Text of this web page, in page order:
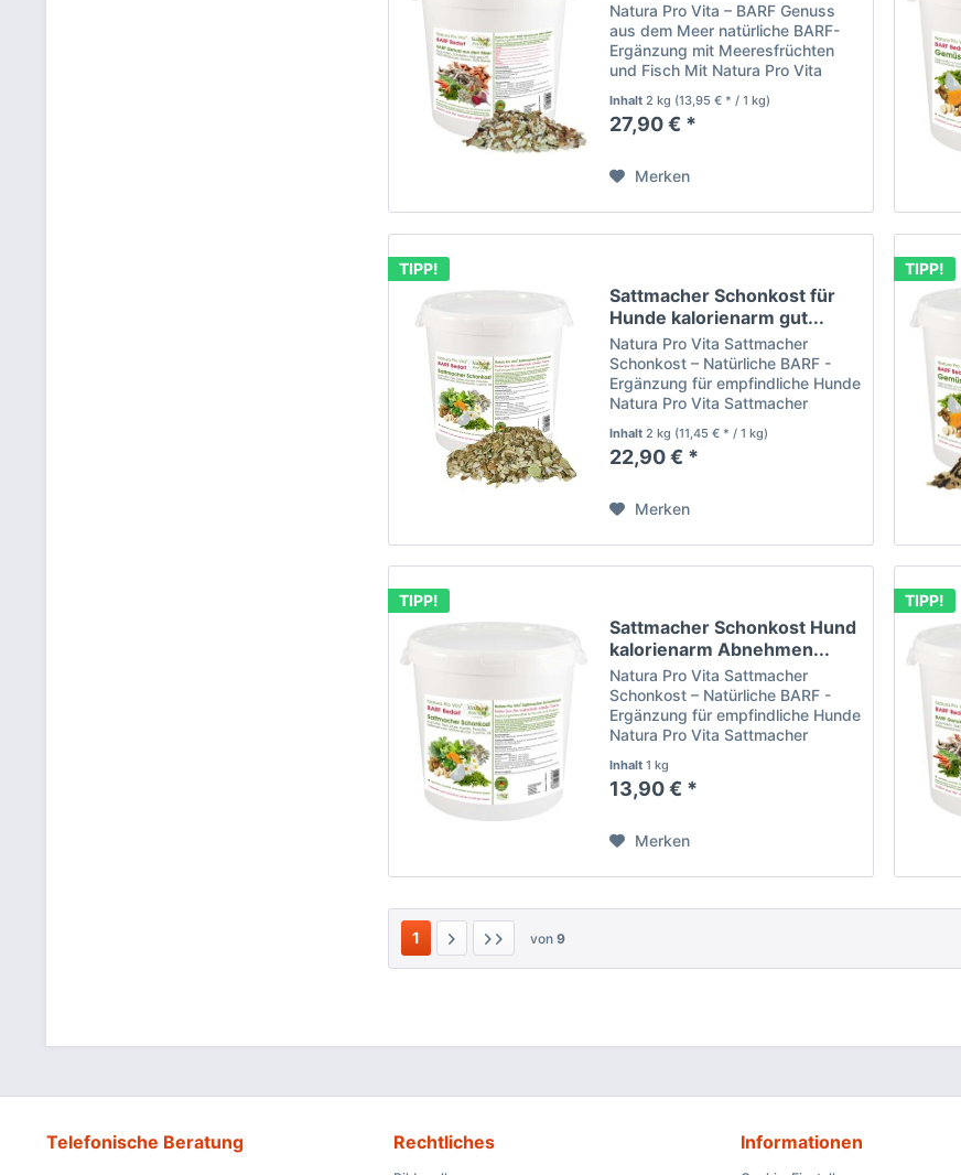
Natura Pro Vita – BARF Genuss
aus dem Meer natürliche BARF-
Ergänzung mit Meeresfrüchten
und Fisch Mit Natura Pro Vita
BARF Genuss aus dem Meer
bietest du deinem Hund eine
natürliche und hochwertige BARF-
Inhalt2 kg (13,95 € * / 1 kg)
27,90 € *
Merken
TIPP!
Sattmacher Schonkost für
Hunde kalorienarm gut...
Natura Pro Vita Sattmacher
Schonkost – Natürliche BARF -
Ergänzung für empfindliche Hunde
Natura Pro Vita Sattmacher
Ergänzungsfutter für das BARFen,
speziell entwickelt für
sensible...
Inhalt 2 kg (11,45 € * / 1 kg)
22,90 € *
Merken
TIPP!
TIPP!
Sattmacher Schonkost Hund
kalorienarm Abnehmen...
Natura Pro Vita Sattmacher
Schonkost – Natürliche BARF -
Ergänzung für empfindliche Hunde
Natura Pro Vita Sattmacher
Ergänzungsfutter für das BARFen,
speziell entwickelt für
sensible...
Inhalt1 kg
13,90 € *
Merken
TIPP!
1 von 9
Telefonische Beratung Rechtliches Informationen